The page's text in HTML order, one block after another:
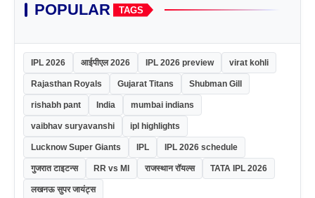
POPULAR TAGS
IPL 2026 आईपीएल 2026 IPL 2026 preview virat kohli
Rajasthan Royals Gujarat Titans Shubman Gill
rishabh pant India mumbai indians
vaibhav suryavanshi ipl highlights
Lucknow Super Giants IPL IPL 2026 schedule
गुजरात टाइटन्स RR vs MI राजस्थान रॉयल्स TATA IPL 2026
लखनऊ सुपर जायंट्स